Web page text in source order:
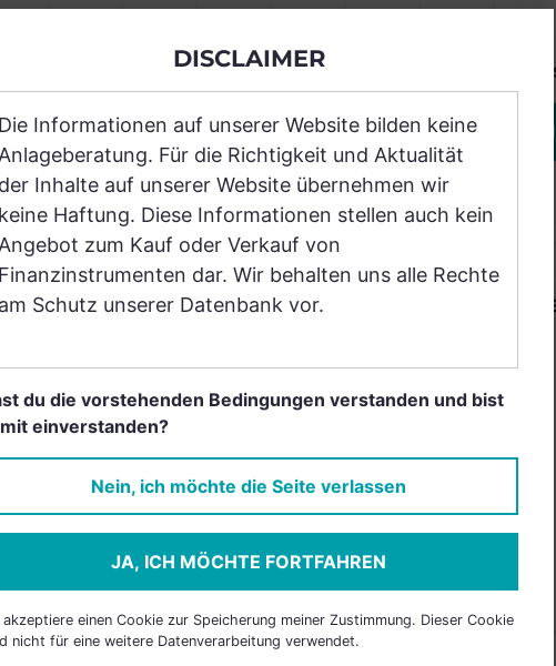
Einfach und kostenlos registrieren, um
JETZT ANMELDEN
registrieren, um dieses Feature
freizuschalten.
DISCLAIMER
Die Informationen auf unserer Website bilden keine
Anlageberatung. Für die Richtigkeit und Aktualität
der Inhalte auf unserer Website übernehmen wir
keine Haftung. Diese Informationen stellen auch kein
Angebot zum Kauf oder Verkauf von
Finanzinstrumenten dar. Wir behalten uns alle Rechte
am Schutz unserer Datenbank vor.
du die vorstehenden Bedingungen verstanden und bist
einverstanden?
Nein, ich möchte die Seite verlassen
JA, ICH MÖCHTE FORTFAHREN
akzeptiere einen Cookie zur Speicherung meiner Zustimmung. Dieser Cookie
nicht für eine weitere Datenverarbeitung verwendet.